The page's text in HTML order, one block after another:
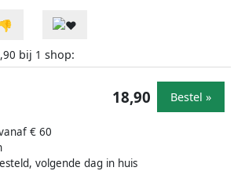
bij 1 shop:
€ 60
volgende dag in huis
18,90 Bestel »